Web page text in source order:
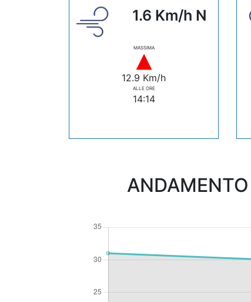
1.6 Km/h N
MASSIMA
12.9 Km/h
ALLE ORE
14:14